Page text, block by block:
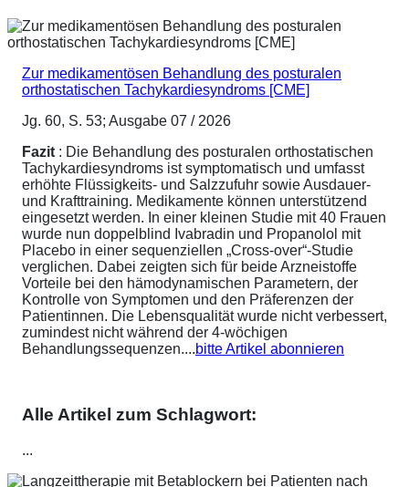
Zur medikamentösen Behandlung des posturalen
orthostatischen Tachykardiesyndroms [CME]
Jg. 60, S. 53; Ausgabe 07 / 2026
Fazit : Die Behandlung des posturalen orthostatischen
Tachykardiesyndroms ist symptomatisch und umfasst
erhöhte Flüssigkeits- und Salzzufuhr sowie Ausdauer-
und Krafttraining. Medikamente können unterstützend
eingesetzt werden. In einer kleinen Studie mit 40 Frauen
wurde nun doppelblind Ivabradin und Propanolol mit
Placebo in einer sequenziellen „Cross-over“-Studie
verglichen. Dabei zeigten sich für beide Arzneistoffe
Vorteile bei den hämodynamischen Parametern, der
Kontrolle von Symptomen und den Präferenzen der
Patientinnen. Die Lebensqualität wurde nicht verbessert,
zumindest nicht während der 4-wöchigen
Behandlungssequenzen....bitte Artikel abonnieren
Alle Artikel zum Schlagwort:
...